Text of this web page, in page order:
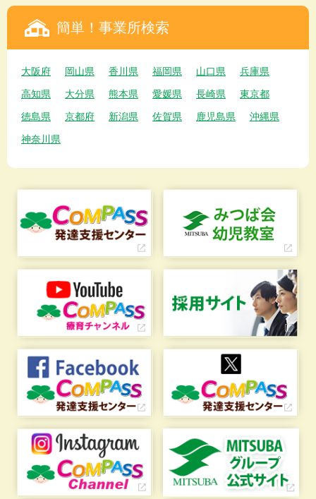
簡単！事業所検索
大阪府 岡山県 香川県 福岡県 山口県
兵庫県
高知県
大分県 熊本県 愛媛県 長崎県
東京都
徳島県
京都府 新潟県 佐賀県 鹿児島県
沖縄県
神奈川県